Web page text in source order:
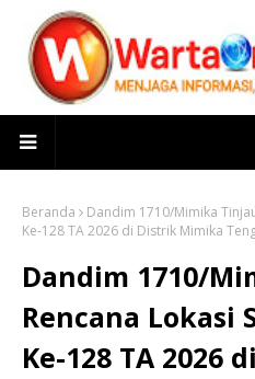
Beranda
Dandim 1710/Mimika
Ke-128 TA 2026 di Distrik Mimika
Dandim 1710/
Rencana Lokasi
Ke-128 TA 2026